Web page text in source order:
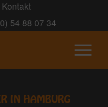
54 88 07 34
IN HAMBURG